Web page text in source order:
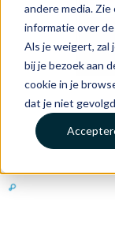
andere media. Zie
informatie over de
Als je weigert, zal
bij je bezoek aan
cookie in je
dat je niet